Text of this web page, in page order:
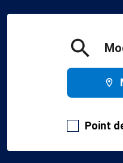
Point